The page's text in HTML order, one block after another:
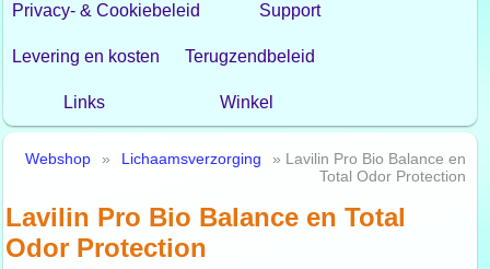
Privacy- & Cookiebeleid Support
Levering en kosten Terugzendbeleid
Links Winkel
Webshop » Lichaamsverzorging
» Lavilin Pro Bio Balance en
Total Odor Protection
Lavilin Pro Bio Balance en Total
Odor Protection